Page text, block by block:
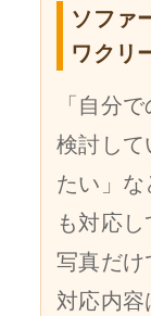
ソファ
ワクリ
「自分
検討して
たい」
も対応し
写真だけ
対応内